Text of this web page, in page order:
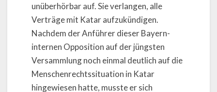
unüberhörbar auf. Sie verlangen, alle
Verträge mit Katar aufzukündigen.
Nachdem der Anführer dieser Bayern-
internen Opposition auf der jüngsten
Versammlung noch einmal deutlich auf die
Menschenrechtssituation in Katar
hingewiesen hatte, musste er sich